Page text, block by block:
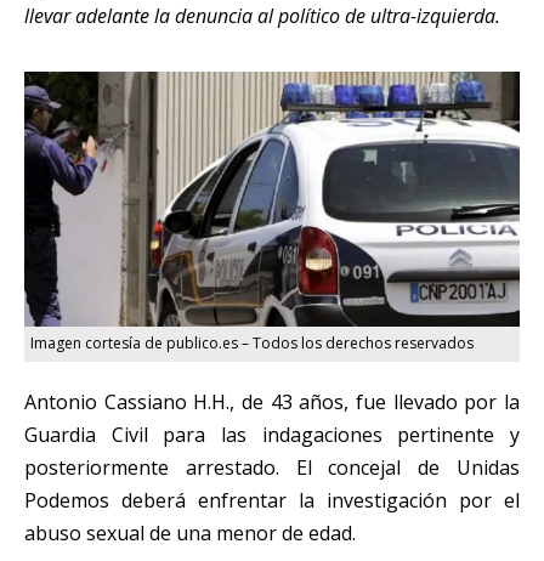
llevar adelante la denuncia al político de ultra-izquierda.
Imagen cortesía de publico.es – Todos los derechos reservados
Antonio Cassiano H.H., de 43 años, fue llevado por la
Guardia Civil para las indagaciones pertinente y
posteriormente arrestado. El concejal de Unidas
Podemos deberá enfrentar la investigación por el
abuso sexual de una menor de edad.